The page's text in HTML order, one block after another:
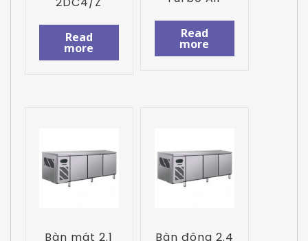
Read
more
Read
more
Bàn mát 2.1 Bàn đông 2.4